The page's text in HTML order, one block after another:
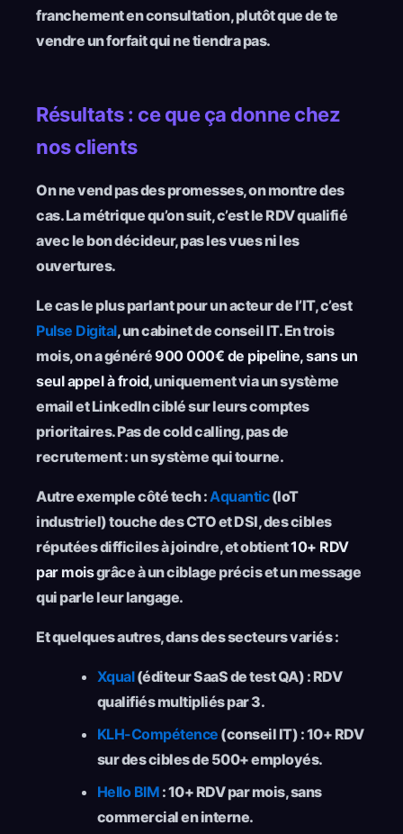
franchement en consultation, plutôt que de te
vendre un forfait qui ne tiendra pas.
Résultats : ce que ça donne chez
nos clients
On ne vend pas des promesses, on montre des
cas. La métrique qu’on suit, c’est le RDV qualifié
avec le bon décideur, pas les vues ni les
ouvertures.
Le cas le plus parlant pour un acteur de l’IT, c’est
Pulse Digital, un cabinet de conseil IT. En trois
mois, on a généré900 000€ de pipeline, sans un
seul appel à froid, uniquement via un système
email et LinkedIn ciblé sur leurs comptes
prioritaires. Pas de cold calling, pas de
recrutement : un système qui tourne.
Autre exemple côté tech : Aquantic(IoT
industriel) touche des CTO et DSI, des cibles
réputées difficiles à joindre, et obtient10+ RDV
par moisgrâce à un ciblage précis et un message
qui parle leur langage.
Et quelques autres, dans des secteurs variés :
Xqual(éditeur SaaS de test QA) : RDV
qualifiés multipliés par 3.
KLH-Compétence (conseil IT) : 10+ RDV
sur des cibles de 500+ employés.
Hello BIM : 10+ RDV par mois, sans
commercial en interne.